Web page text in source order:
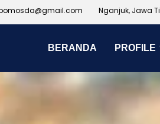
Nganjuk, Jawa
BERANDA PROFILE